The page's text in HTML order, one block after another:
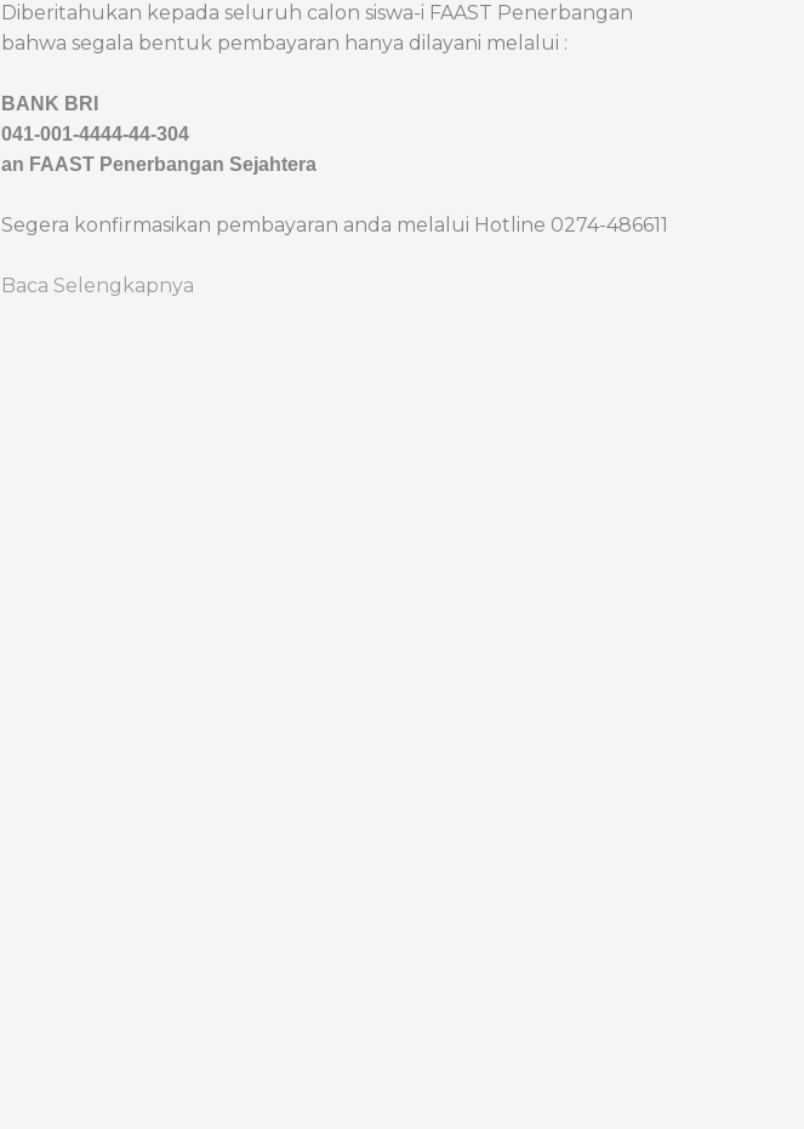
Diberitahukan kepada seluruh calon siswa-i FAAST Penerbangan
bahwa segala bentuk pembayaran hanya dilayani melalui :
BANK BRI
041-001-4444-44-304
an FAAST Penerbangan Sejahtera
Segera konfirmasikan pembayaran anda melalui Hotline 0274-486611
Baca Selengkapnya